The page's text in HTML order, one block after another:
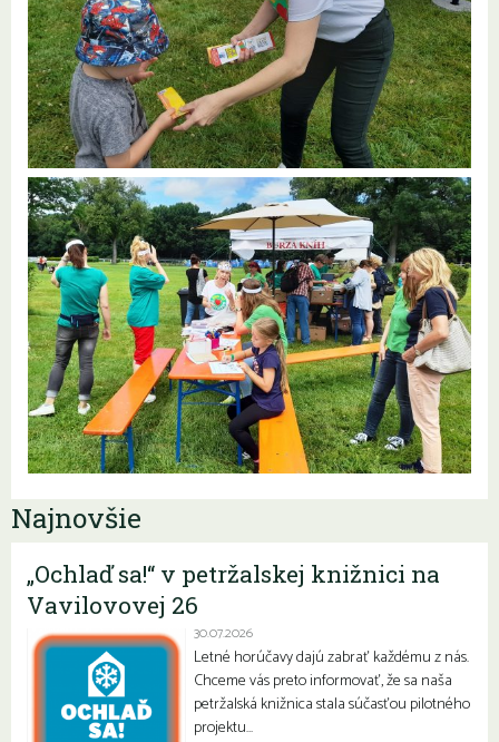
Najnovšie
„Ochlaď sa!“ v petržalskej knižnici na
Vavilovovej 26
30.07.2026
Letné horúčavy dajú zabrať každému z nás.
Chceme vás preto informovať, že sa naša
petržalská knižnica stala súčasťou pilotného
projektu…